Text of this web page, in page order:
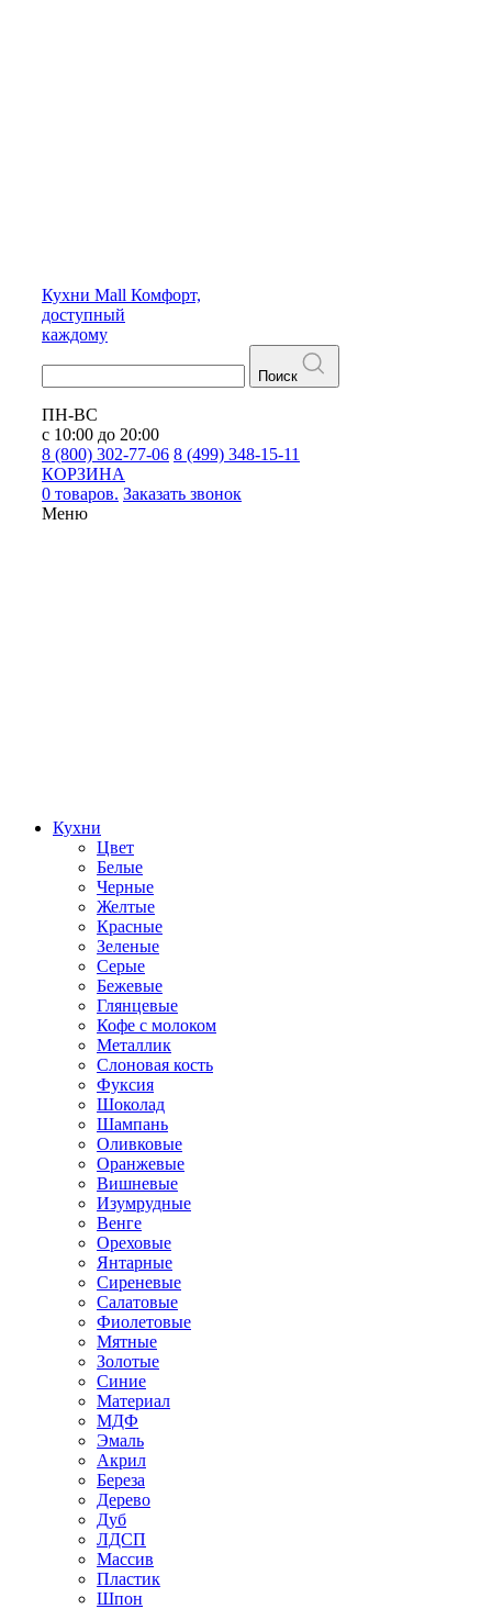
Кухни Mall Комфорт,
доступный
каждому
Поиск
ПН-ВС
с 10:00 до 20:00
8 (800) 302-77-06 8 (499) 348-15-11
КОРЗИНА
0 товаров. Заказать звонок
Меню
Кухни
Цвет
Белые
Черные
Желтые
Красные
Зеленые
Серые
Бежевые
Глянцевые
Кофе с молоком
Металлик
Слоновая кость
Фуксия
Шоколад
Шампань
Оливковые
Оранжевые
Вишневые
Изумрудные
Венге
Ореховые
Янтарные
Сиреневые
Салатовые
Фиолетовые
Мятные
Золотые
Синие
Материал
МДФ
Эмаль
Акрил
Береза
Дерево
Дуб
ЛДСП
Массив
Пластик
Шпон